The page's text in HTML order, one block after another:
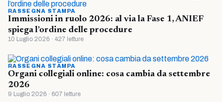
RASSEGNA STAMPA
Immissioni in ruolo 2026: al via la Fase 1, ANIEF
spiega l’ordine delle procedure
10 Luglio 2026 · 427 letture
RASSEGNA STAMPA
Organi collegiali online: cosa cambia da settembre
2026
9 Luglio 2026 · 607 letture